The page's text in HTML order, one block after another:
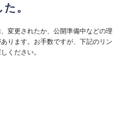
。
変更されたか、公開準備中などの理
ります。お手数ですが、下記のリン
ください。